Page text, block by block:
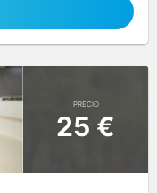
PRECIO
25 €